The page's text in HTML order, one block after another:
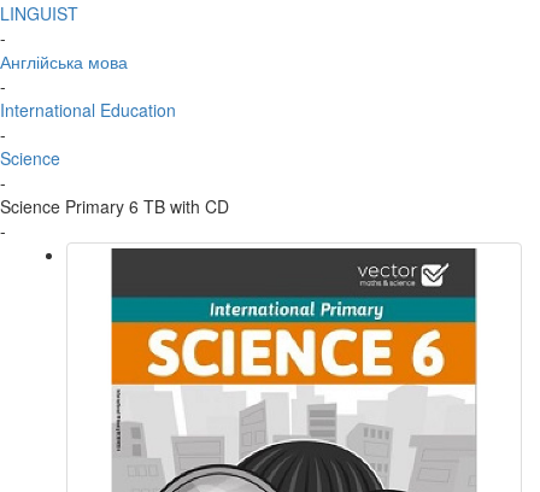
LINGUIST
-
Англійська мова
-
International Education
-
Science
-
Science Primary 6 TB with CD
-